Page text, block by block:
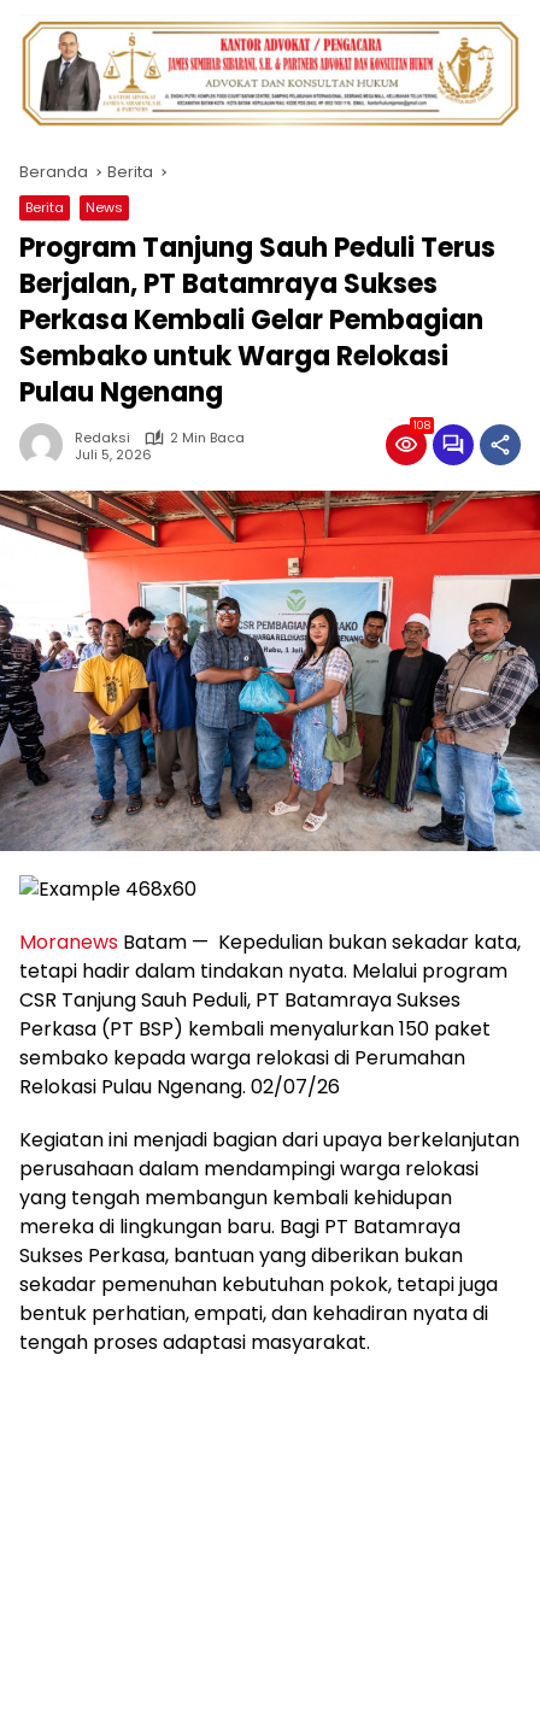
Beranda Berita
Berita News
Program Tanjung Sauh Peduli Terus
Berjalan, PT Batamraya Sukses
Perkasa Kembali Gelar Pembagian
Sembako untuk Warga Relokasi
Pulau Ngenang
Redaksi
2 Min Baca
Juli 5, 2026
108
Moranews Batam — Kepedulian bukan sekadar kata,
tetapi hadir dalam tindakan nyata. Melalui program
CSR Tanjung Sauh Peduli, PT Batamraya Sukses
Perkasa (PT BSP) kembali menyalurkan 150 paket
sembako kepada warga relokasi di Perumahan
Relokasi Pulau Ngenang. 02/07/26
Kegiatan ini menjadi bagian dari upaya berkelanjutan
perusahaan dalam mendampingi warga relokasi
yang tengah membangun kembali kehidupan
mereka di lingkungan baru. Bagi PT Batamraya
Sukses Perkasa, bantuan yang diberikan bukan
sekadar pemenuhan kebutuhan pokok, tetapi juga
bentuk perhatian, empati, dan kehadiran nyata di
tengah proses adaptasi masyarakat.